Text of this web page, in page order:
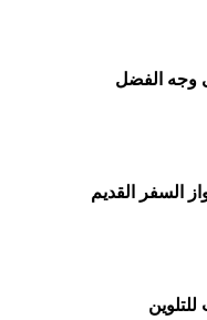
وجه الفضل
السفر القديم